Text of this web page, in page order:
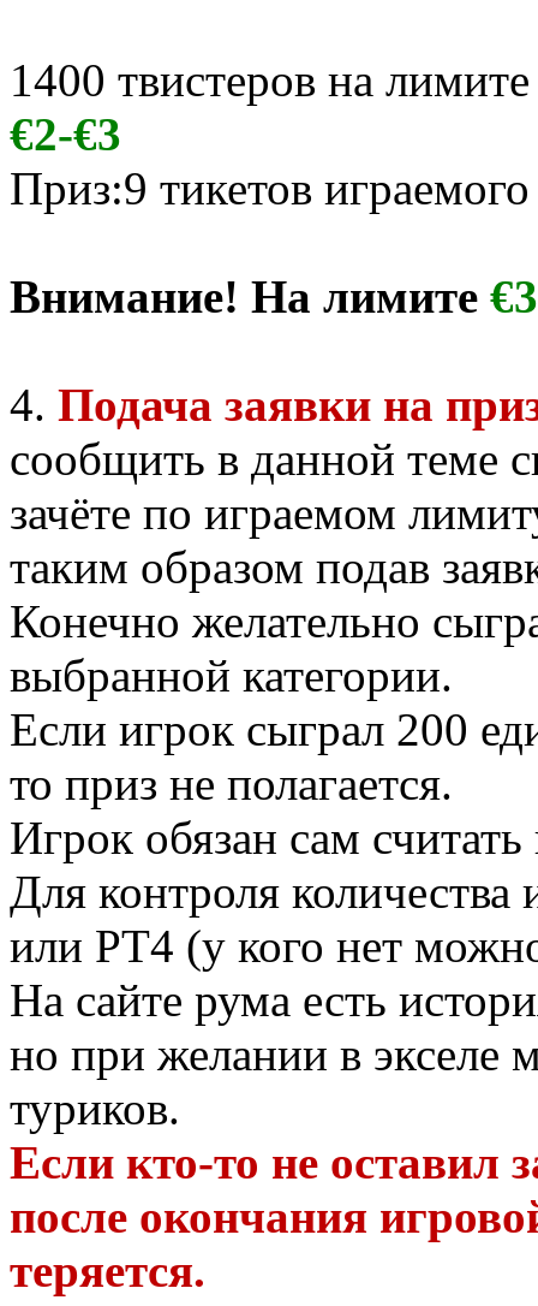
1400 твистеров на
€2-€3
Приз:9 тикетов
Внимание! На лимите
4. Подача заявки на
сообщить в данной теме
зачёте по играемом
таким образом подав
Конечно желательно
выбранной категории.
Если игрок сыграл 200
то приз не полагается.
Игрок обязан сам
Для контроля количества
или PT4 (у кого нет
На сайте рума есть
но при желании в экселе
туриков.
Если кто-то не оставил
после окончания
теряется.